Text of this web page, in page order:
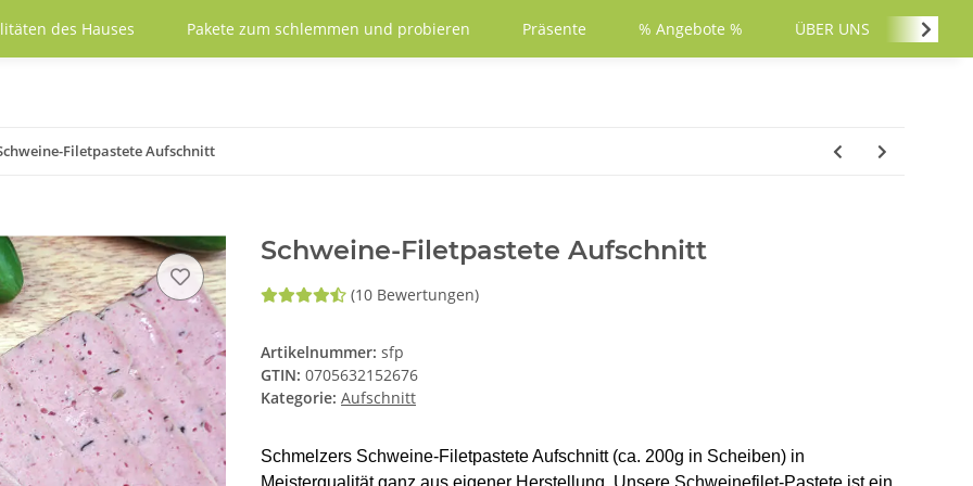
des Hauses Pakete zum schlemmen und probieren Präsente % Angebote % ÜBER UNS
Filetpastete Aufschnitt
Schweine-Filetpastete Aufschnitt
(10 Bewertungen)
Artikelnummer: sfp
GTIN: 0705632152676
Kategorie: Aufschnitt
Schmelzers Schweine-Filetpastete Aufschnitt (ca. 200g in Scheiben) in